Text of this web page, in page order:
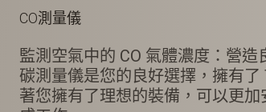
CO測量儀
監測空氣中的 CO 氣體濃度：營
碳測量儀是您的良好選擇，擁有
著您擁有了理想的裝備，可以更